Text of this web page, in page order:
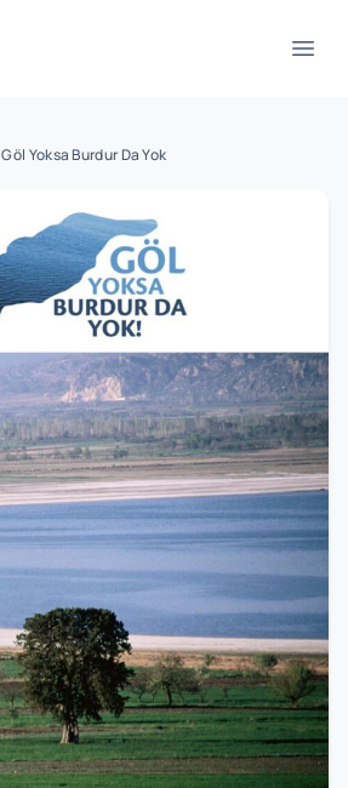
Göl Yoksa Burdur Da Yok